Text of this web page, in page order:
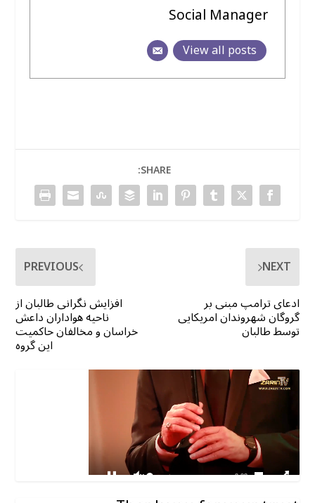
Social Manager
View all posts
SHARE:
PREVIOUS
افزایش نگرانی طالبان از
ناحیه هواداران داعش
خراسان و مخالفان حاکمیت
این گروه
NEXT
ادعای ترامپ مبنی بر
گروگان شهروندان امریکایی
توسط طالبان